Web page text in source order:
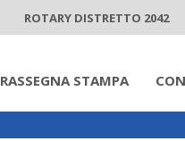
ROTARY DISTRETTO 2042
RASSEGNA STAMPA